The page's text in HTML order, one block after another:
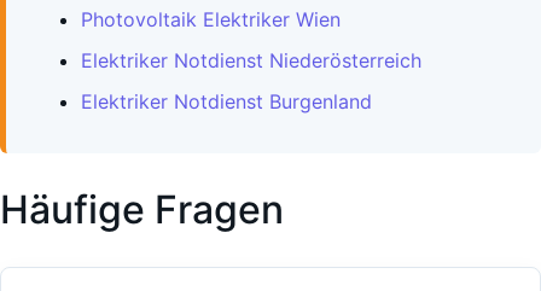
Photovoltaik Elektriker Wien
Elektriker Notdienst Niederösterreich
Elektriker Notdienst Burgenland
Häufige Fragen